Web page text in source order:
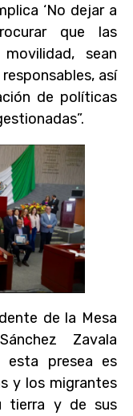
‘No dejar a
que las
sean
así
de políticas
de la Mesa
Zavala
esta presea es
y los migrantes
tierra y de sus